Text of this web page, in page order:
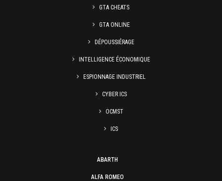
GTA CHEATS
GTA ONLINE
DÉPOUSSIÉRAGE
INTELLIGENCE ÉCONOMIQUE
ESPIONNAGE INDUSTRIEL
CYBER ICS
OCMST
ICS
ABARTH
ALFA ROMEO